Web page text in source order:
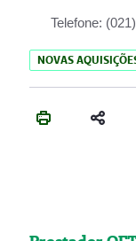
Telefone:
NOVAS